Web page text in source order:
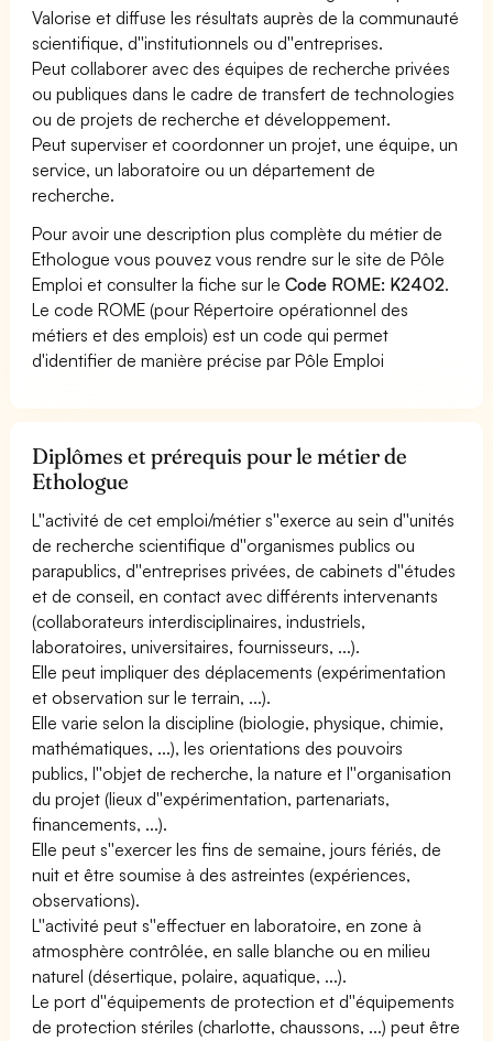
Valorise et diffuse les résultats auprès de la communauté
scientifique, d''institutionnels ou d''entreprises.
Peut collaborer avec des équipes de recherche privées
ou publiques dans le cadre de transfert de technologies
ou de projets de recherche et développement.
Peut superviser et coordonner un projet, une équipe, un
service, un laboratoire ou un département de
recherche.
Pour avoir une description plus complète du métier de
Ethologue vous pouvez vous rendre sur le site de Pôle
Emploi et consulter la fiche sur leCode ROME: K2402.
Le code ROME (pour Répertoire opérationnel des
métiers et des emplois) est un code qui permet
d'identifier de manière précise par Pôle Emploi
Diplômes et prérequis pour le métier de
Ethologue
L''activité de cet emploi/métier s''exerce au sein d''unités
de recherche scientifique d''organismes publics ou
parapublics, d''entreprises privées, de cabinets d''études
et de conseil, en contact avec différents intervenants
(collaborateurs interdisciplinaires, industriels,
laboratoires, universitaires, fournisseurs, ...).
Elle peut impliquer des déplacements (expérimentation
et observation sur le terrain, ...).
Elle varie selon la discipline (biologie, physique, chimie,
mathématiques, ...), les orientations des pouvoirs
publics, l''objet de recherche, la nature et l''organisation
du projet (lieux d''expérimentation, partenariats,
financements, ...).
Elle peut s''exercer les fins de semaine, jours fériés, de
nuit et être soumise à des astreintes (expériences,
observations).
L''activité peut s''effectuer en laboratoire, en zone à
atmosphère contrôlée, en salle blanche ou en milieu
naturel (désertique, polaire, aquatique, ...).
Le port d''équipements de protection et d''équipements
de protection stériles (charlotte, chaussons, ...) peut être